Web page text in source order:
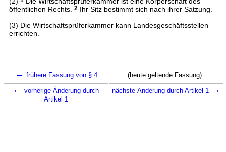
öffentlichen Rechts.
2Ihr Sitz bestimmt sich nach ihrer Satzung.
(3) Die Wirtschaftsprüferkammer kann Landesgeschäftsstellen
errichten.
← frühere Fassung von § 4 (heute geltende Fassung)
← vorherige Änderung durch
Artikel 1
nächste Änderung durch Artikel 1 →